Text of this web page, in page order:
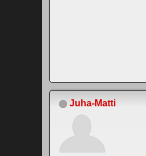
Juha-Matti